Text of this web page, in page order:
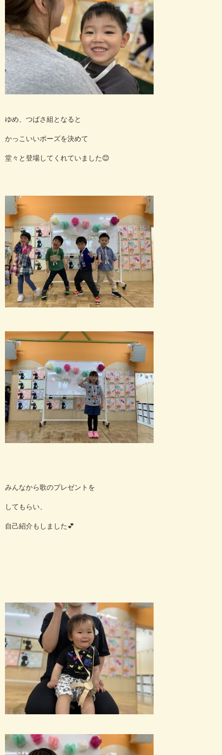
ゆめ、つばさ組となると
かっこいいポーズを決めて
堂々と登場してくれていました😊
みんなから歌のプレゼントを
してもらい、
自己紹介も しました💕